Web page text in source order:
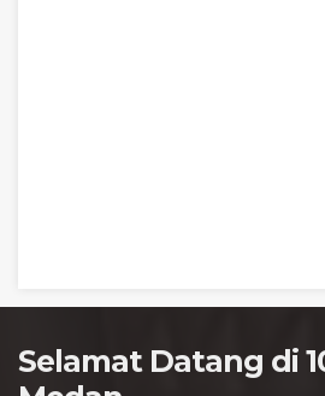
Selamat Datang di